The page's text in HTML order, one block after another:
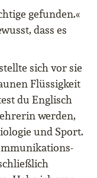
gefunden.«
dass es
sich vor sie
Flüssigkeit
du Englisch
werden,
und Sport.